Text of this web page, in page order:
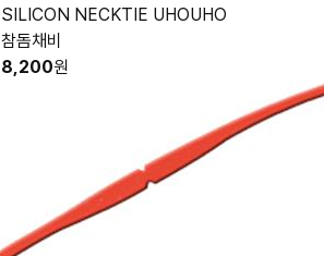
SILICON NECKTIE UHOUHO
참돔채비
8,200원